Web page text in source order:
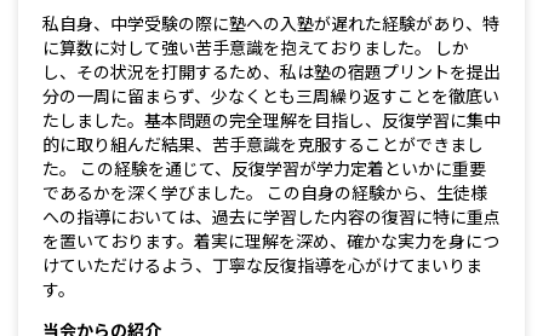
私自身、中学受験の際に塾への入塾が遅れた経験があり、特
に算数に対して強い苦手意識を抱えておりました。 しか
し、その状況を打開するため、私は塾の宿題プリントを提出
分の一周に留まらず、少なくとも三周繰り返すことを徹底い
たしました。基本問題の完全理解を目指し、反復学習に集中
的に取り組んだ結果、苦手意識を克服することができまし
た。 この経験を通じて、反復学習が学力定着といかに重要
であるかを深く学びました。 この自身の経験から、生徒様
への指導においては、過去に学習した内容の復習に特に重点
を置いております。着実に理解を深め、確かな実力を身につ
けていただけるよう、丁寧な反復指導を心がけてまいりま
す。
当会からの紹介